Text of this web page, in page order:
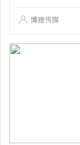
博雅传媒